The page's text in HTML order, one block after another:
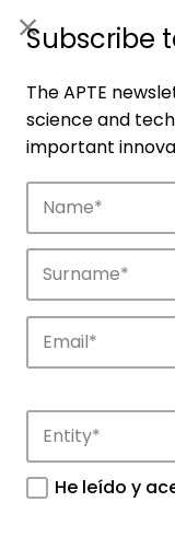
innovation in
Subscribe
The APTE
science and
important
He leído y